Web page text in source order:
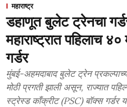
महाराष्ट्र
डहाणूत बुलेट ट्रेनचा
महाराष्ट्रात पहिलाच
गर्डर
मुंबई-अहमदाबाद बुलेट ट्रेन प्रकल्पाच्या
मोठी प्रगती झाली असून, राज्यात
स्ट्रेस्ड काँक्रीट (PSC) बॉक्स गर्डर